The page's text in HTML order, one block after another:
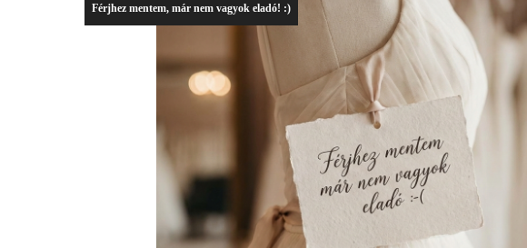
Férjhez mentem, már nem vagyok eladó! :)